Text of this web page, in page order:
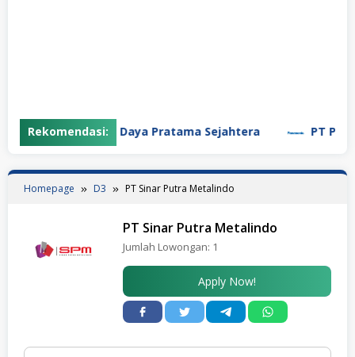
Rekomendasi:
PT Garuda Daya Pratama Sejahtera PT
Homepage D3 PT Sinar Putra Metalindo
PT Sinar Putra Metalindo
Jumlah Lowongan: 1
Apply Now!